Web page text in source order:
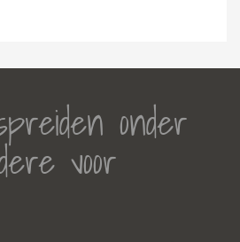
onder
voor